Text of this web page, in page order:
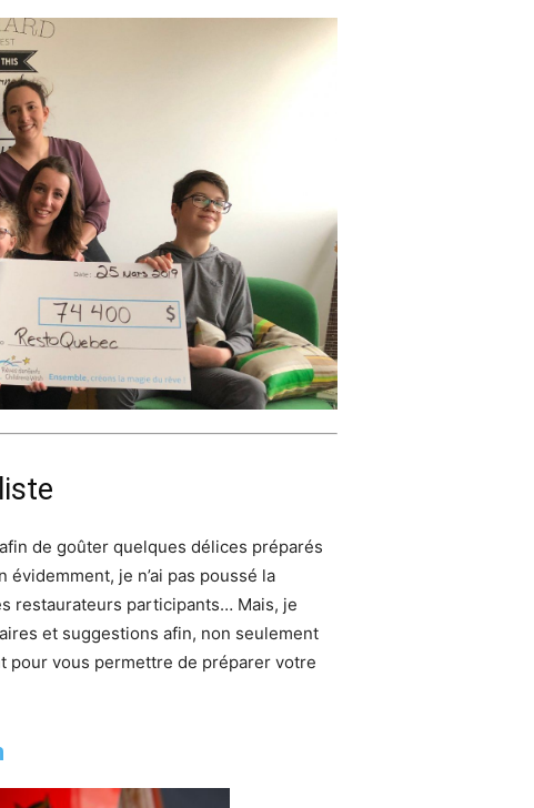
de goûter quelques délices préparés
je n’ai pas poussé la
restaurateurs participants… Mais, je
et suggestions afin, non seulement
pour vous permettre de préparer votre